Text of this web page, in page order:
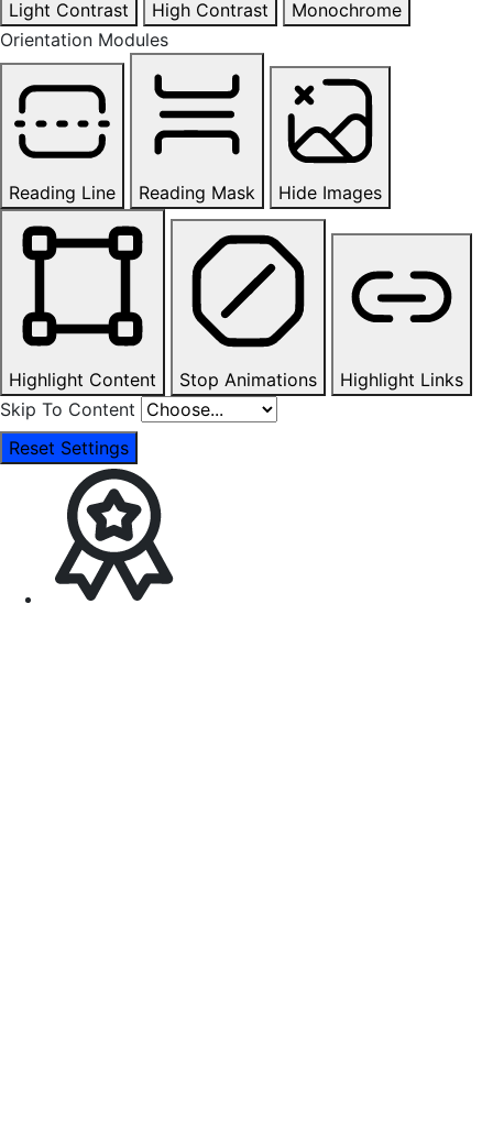
Light Contrast High Contrast
Monochrome
Orientation Modules
Reading Line Reading Mask Hide Images
Highlight Content Stop Animations
Highlight Links
Skip To Content
Reset Settings